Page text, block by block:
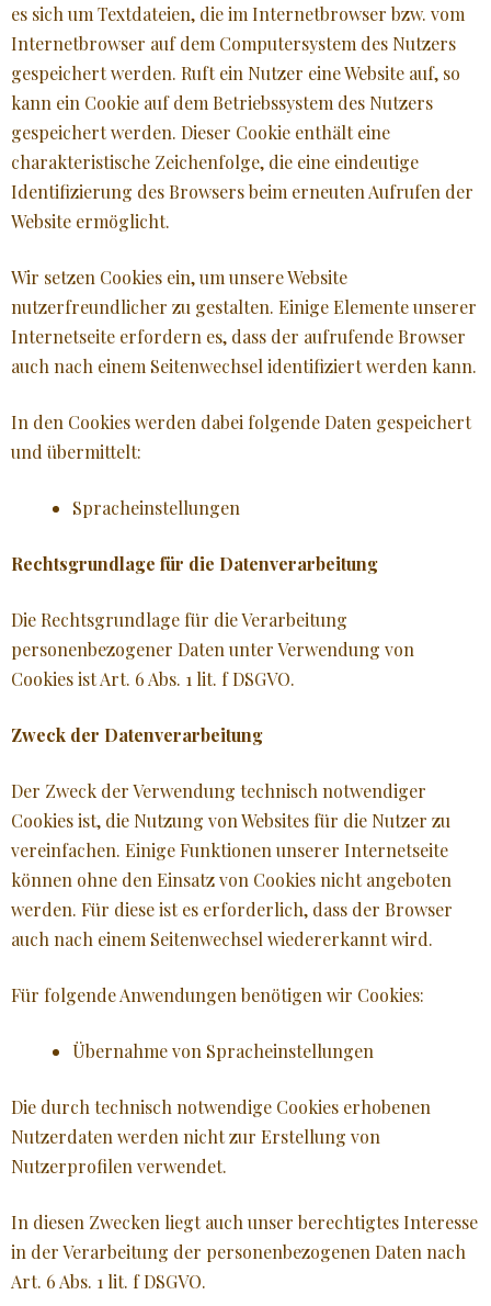
es sich um Textdateien, die im Internetbrowser bzw. vom
Internetbrowser auf dem Computersystem des Nutzers
gespeichert werden. Ruft ein Nutzer eine Website auf, so
kann ein Cookie auf dem Betriebssystem des Nutzers
gespeichert werden. Dieser Cookie enthält eine
charakteristische Zeichenfolge, die eine eindeutige
Identifizierung des Browsers beim erneuten Aufrufen der
Website ermöglicht.
Wir setzen Cookies ein, um unsere Website
nutzerfreundlicher zu gestalten. Einige Elemente unserer
Internetseite erfordern es, dass der aufrufende Browser
auch nach einem Seitenwechsel identifiziert werden kann.
In den Cookies werden dabei folgende Daten gespeichert
und übermittelt:
Spracheinstellungen
Rechtsgrundlage für die Datenverarbeitung
Die Rechtsgrundlage für die Verarbeitung
personenbezogener Daten unter Verwendung von
Cookies ist Art. 6 Abs. 1 lit. f DSGVO.
Zweck der Datenverarbeitung
Der Zweck der Verwendung technisch notwendiger
Cookies ist, die Nutzung von Websites für die Nutzer zu
vereinfachen. Einige Funktionen unserer Internetseite
können ohne den Einsatz von Cookies nicht angeboten
werden. Für diese ist es erforderlich, dass der Browser
auch nach einem Seitenwechsel wiedererkannt wird.
Für folgende Anwendungen benötigen wir Cookies:
Übernahme von Spracheinstellungen
Die durch technisch notwendige Cookies erhobenen
Nutzerdaten werden nicht zur Erstellung von
Nutzerprofilen verwendet.
In diesen Zwecken liegt auch unser berechtigtes Interesse
in der Verarbeitung der personenbezogenen Daten nach
Art. 6 Abs. 1 lit. f DSGVO.